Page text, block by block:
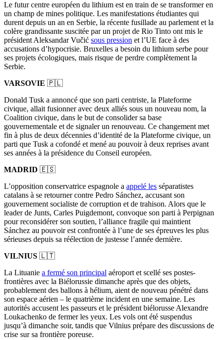
Le futur centre européen du lithium est en train de se transformer en
un champ de mines politique. Les manifestations étudiantes qui
durent depuis un an en Serbie, la récente fusillade au parlement et la
colère grandissante suscitée par un projet de Rio Tinto ont mis le
président Aleksandar Vučić sous pression et l’UE face à des
accusations d’hypocrisie. Bruxelles a besoin du lithium serbe pour
ses projets écologiques, mais risque de perdre complètement la
Serbie.
VARSOVIE 🇵🇱
Donald Tusk a annoncé que son parti centriste, la Plateforme
civique, allait fusionner avec deux alliés sous un nouveau nom, la
Coalition civique, dans le but de consolider sa base
gouvernementale et de signaler un renouveau. Ce changement met
fin à plus de deux décennies d’identité de la Plateforme civique, un
parti que Tusk a cofondé et mené au pouvoir à deux reprises avant
ses années à la présidence du Conseil européen.
MADRID 🇪🇸
L’opposition conservatrice espagnole a appelé les séparatistes
catalans à se retourner contre Pedro Sánchez, accusant son
gouvernement socialiste de corruption et de trahison. Alors que le
leader de Junts, Carles Puigdemont, convoque son parti à Perpignan
pour reconsidérer son soutien, l’alliance fragile qui maintient
Sánchez au pouvoir est confrontée à l’une de ses épreuves les plus
sérieuses depuis sa réélection de justesse l’année dernière.
VILNIUS 🇱🇹
La Lituanie a fermé son principal aéroport et scellé ses postes-
frontières avec la Biélorussie dimanche après que des objets,
probablement des ballons à hélium, aient de nouveau pénétré dans
son espace aérien – le quatrième incident en une semaine. Les
autorités accusent les passeurs et le président biélorusse Alexandre
Loukachenko de fermer les yeux. Les vols ont été suspendus
jusqu’à dimanche soir, tandis que Vilnius prépare des discussions de
crise sur sa frontière poreuse.